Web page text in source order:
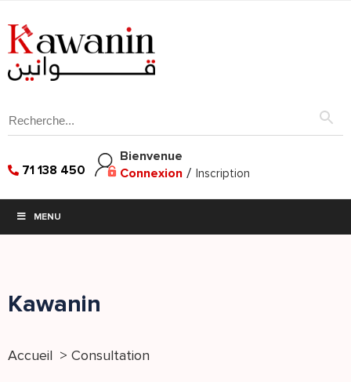
Bienvenue
Connexion / Inscription
71 138 450
MENU
Kawanin
Accueil Consultation